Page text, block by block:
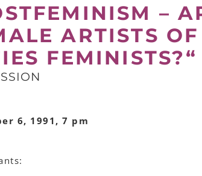
–
ARTISTS
FEMINISTS?“
6, 1991, 7 pm